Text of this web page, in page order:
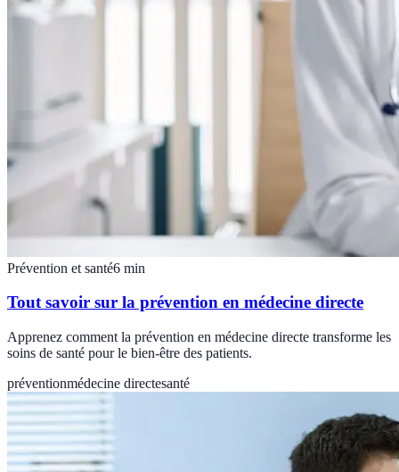
Prévention et santé6 min
Tout savoir sur la prévention en médecine directe
Apprenez comment la prévention en médecine directe transforme les
soins de santé pour le bien-être des patients.
préventionmédecine directesanté